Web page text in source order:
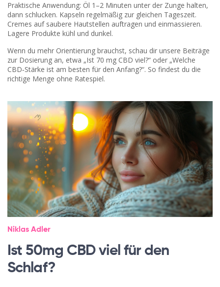
Praktische Anwendung: Öl 1–2 Minuten unter der Zunge halten,
dann schlucken. Kapseln regelmäßig zur gleichen Tageszeit.
Cremes auf saubere Hautstellen auftragen und einmassieren.
Lagere Produkte kühl und dunkel.
Wenn du mehr Orientierung brauchst, schau dir unsere Beiträge
zur Dosierung an, etwa „Ist 70 mg CBD viel?“ oder „Welche
CBD‑Stärke ist am besten für den Anfang?“. So findest du die
richtige Menge ohne Ratespiel.
Niklas Adler
Ist 50mg CBD viel für den
Schlaf?